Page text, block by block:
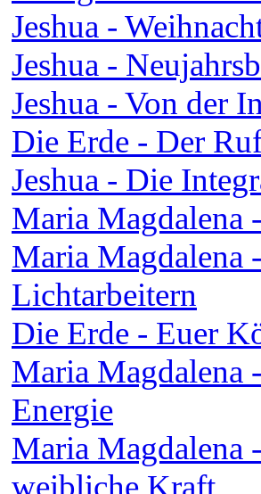
Jeshua -
Jeshua -
Jeshua - Von der
Die Erde - Der
Jeshua - Die
Maria Magdalena
Maria Magdalena
Lichtarbeitern
Die Erde - Euer
Maria Magdalena
Energie
Maria Magdalena
weibliche Kraft